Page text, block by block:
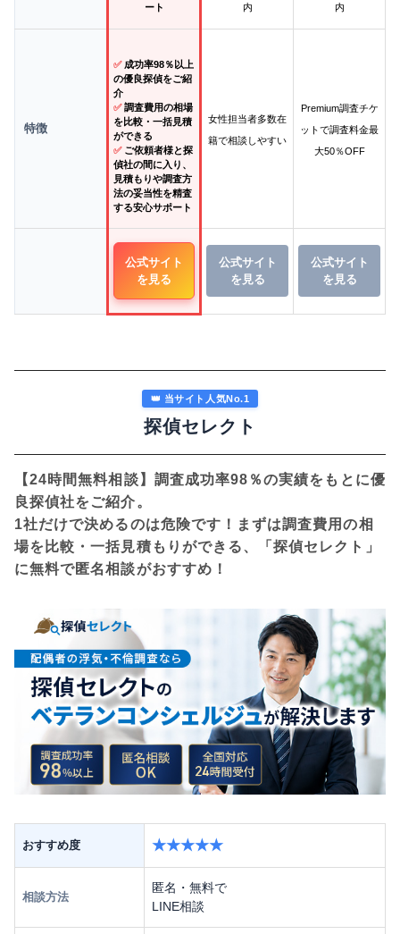
ート
内
内
特徴
✅成功率98％以上
の優良探偵をご紹
介
✅調査費用の相場
を比較・一括見積
ができる
✅ご依頼者様と探
偵社の間に入り、
見積もりや調査方
法の妥当性を精査
する安心サポート
女性担当者多数在
籍で相談しやすい
Premium調査チケ
ットで調査料金最
大50％OFF
公式サイト
を見る
公式サイト
を見る
公式サイト
を見る
👑 当サイト人気No.1
探偵セレクト
【24時間無料相談】調査成功率98％の実績をもとに優
良探偵社をご紹介。
1社だけで決めるのは危険です！まずは調査費用の相
場を比較・一括見積もりができる、「探偵セレクト」
に無料で匿名相談がおすすめ！
おすすめ度 ★★★★★
相談方法
匿名・無料で
LINE相談